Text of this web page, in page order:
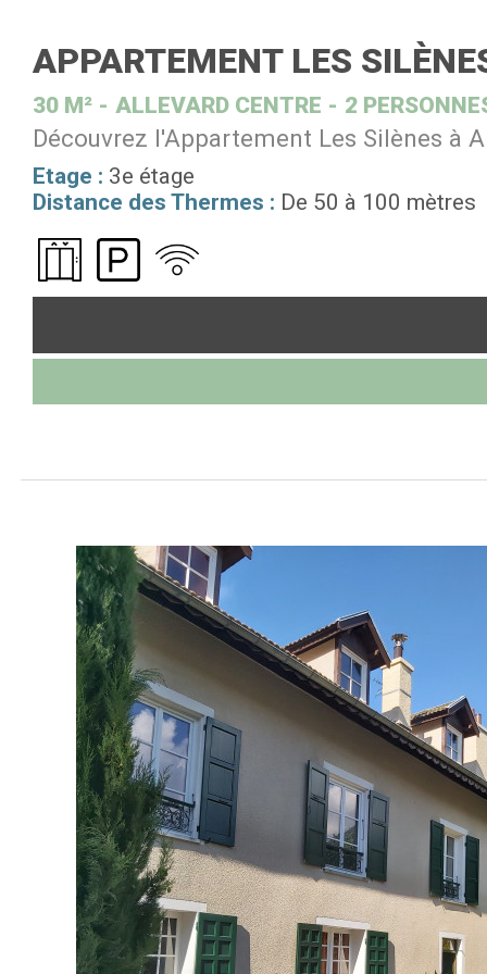
APPARTEMENT LES
30 M² ALLEVARD CENTRE 2
Découvrez l'Appartement Les Silènes à
Etage : 3e étage
Distance des Thermes : De 50 à 100 mètres